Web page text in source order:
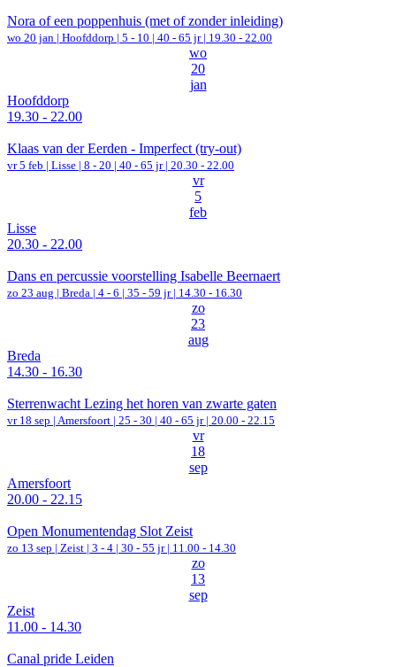
Nora of een poppenhuis (met of zonder inleiding)
wo 20 jan | Hoofddorp | 5 - 10 | 40 - 65 jr | 19.30 - 22.00
wo
20
jan
Hoofddorp
19.30 - 22.00
Klaas van der Eerden - Imperfect (try-out)
vr 5 feb | Lisse | 8 - 20 | 40 - 65 jr | 20.30 - 22.00
vr
5
feb
Lisse
20.30 - 22.00
Dans en percussie voorstelling Isabelle Beernaert
zo 23 aug | Breda | 4 - 6 | 35 - 59 jr | 14.30 - 16.30
zo
23
aug
Breda
14.30 - 16.30
Sterrenwacht Lezing het horen van zwarte gaten
vr 18 sep | Amersfoort | 25 - 30 | 40 - 65 jr | 20.00 - 22.15
vr
18
sep
Amersfoort
20.00 - 22.15
Open Monumentendag Slot Zeist
zo 13 sep | Zeist | 3 - 4 | 30 - 55 jr | 11.00 - 14.30
zo
13
sep
Zeist
11.00 - 14.30
Canal pride Leiden